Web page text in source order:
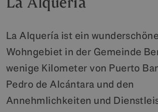
La Alquería ist ein
Wohngebiet in der Gemeinde
wenige Kilometer von Puerto
Pedro de Alcántara und den
Annehmlichkeiten und